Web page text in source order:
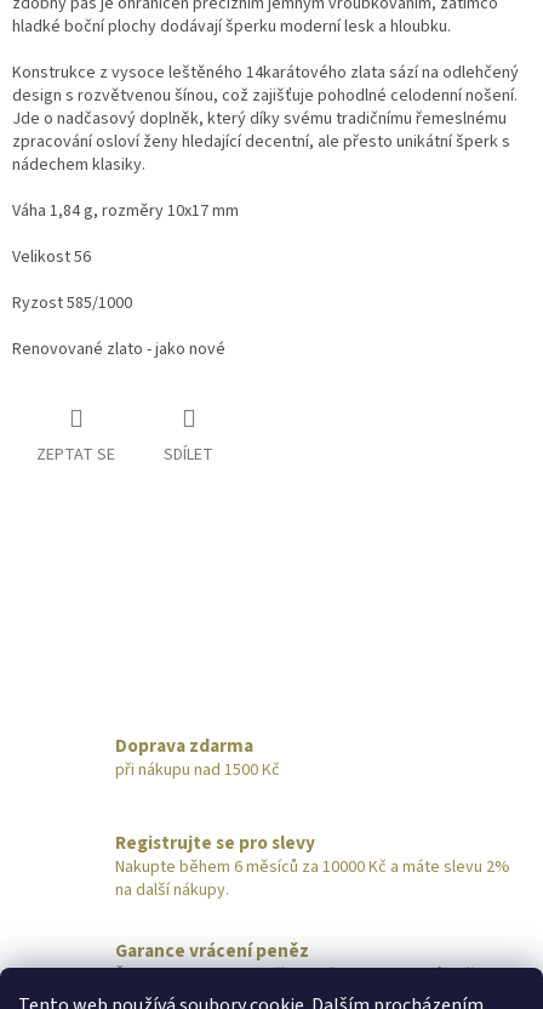
hladké boční plochy dodávají šperku moderní lesk a hloubku.
Konstrukce z vysoce leštěného 14karátového zlata sází na odlehčený
design s rozvětvenou šínou, což zajišťuje pohodlné celodenní nošení.
Jde o nadčasový doplněk, který díky svému tradičnímu řemeslnému
zpracování osloví ženy hledající decentní, ale přesto unikátní šperk s
nádechem klasiky.
Váha 1,84 g, rozměry 10x17 mm
Velikost 56
Ryzost 585/1000
Renovované zlato - jako nové
ZEPTAT SE SDÍLET
Doprava zdarma
při nákupu nad 1500 Kč
Registrujte se pro slevy
Nakupte během 6 měsíců za 10000 Kč a máte slevu 2%
na další nákupy.
Garance vrácení peněz
Šperk nevyhovuje? Pošlete nám ho do 14 dnů zpět,
obratem vrátíme peníze.